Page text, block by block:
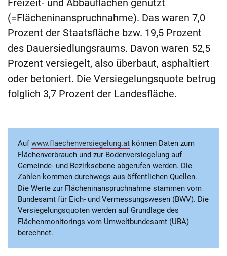
Freizeit- und Abbauflächen genutzt
(=Flächeninanspruchnahme). Das waren 7,0
Prozent der Staatsfläche bzw. 19,5 Prozent
des Dauersiedlungsraums. Davon waren 52,5
Prozent versiegelt, also überbaut, asphaltiert
oder betoniert. Die Versiegelungsquote betrug
folglich 3,7 Prozent der Landesfläche.
Auf www.flaechenversiegelung.at können Daten zum
Flächenverbrauch und zur Bodenversiegelung auf
Gemeinde- und Bezirksebene abgerufen werden. Die
Zahlen kommen durchwegs aus öffentlichen Quellen.
Die Werte zur Flächeninanspruchnahme stammen vom
Bundesamt für Eich- und Vermessungswesen (BWV). Die
Versiegelungsquoten werden auf Grundlage des
Flächenmonitorings vom Umweltbundesamt (UBA)
berechnet.